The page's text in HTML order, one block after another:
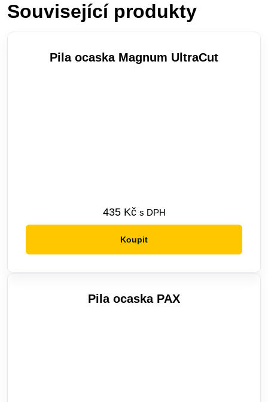
Související produkty
Pila ocaska Magnum UltraCut
435 Kč s DPH
Koupit
Pila ocaska PAX